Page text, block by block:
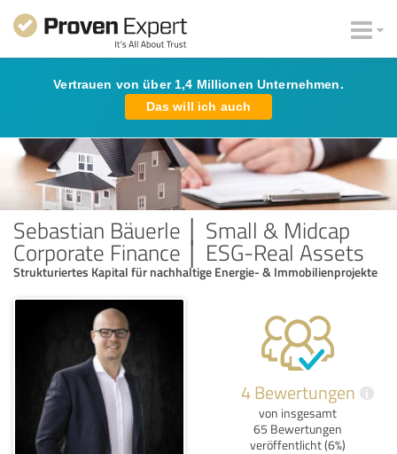
Vertrauen von über 1,4 Millionen Unternehmen.
Das will ich auch
Sebastian Bäuerle │ Small & Midcap
Corporate Finance │ ESG-Real Assets
Strukturiertes Kapital für nachhaltige Energie- & Immobilienprojekte
4 Bewertungen i
von insgesamt
65 Bewertungen
veröffentlicht (6%)